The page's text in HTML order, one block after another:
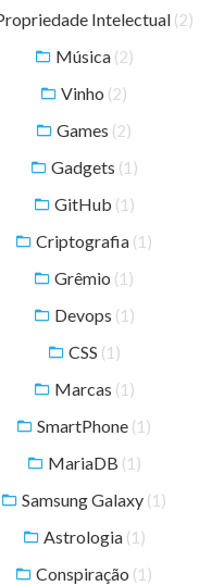
Intelectual (2)
Música (2)
Vinho (2)
Games (2)
Gadgets (1)
GitHub (1)
Criptografia (1)
Grêmio (1)
Devops (1)
CSS (1)
Marcas (1)
SmartPhone (1)
MariaDB (1)
Samsung Galaxy (1)
Astrologia (1)
Conspiração (1)